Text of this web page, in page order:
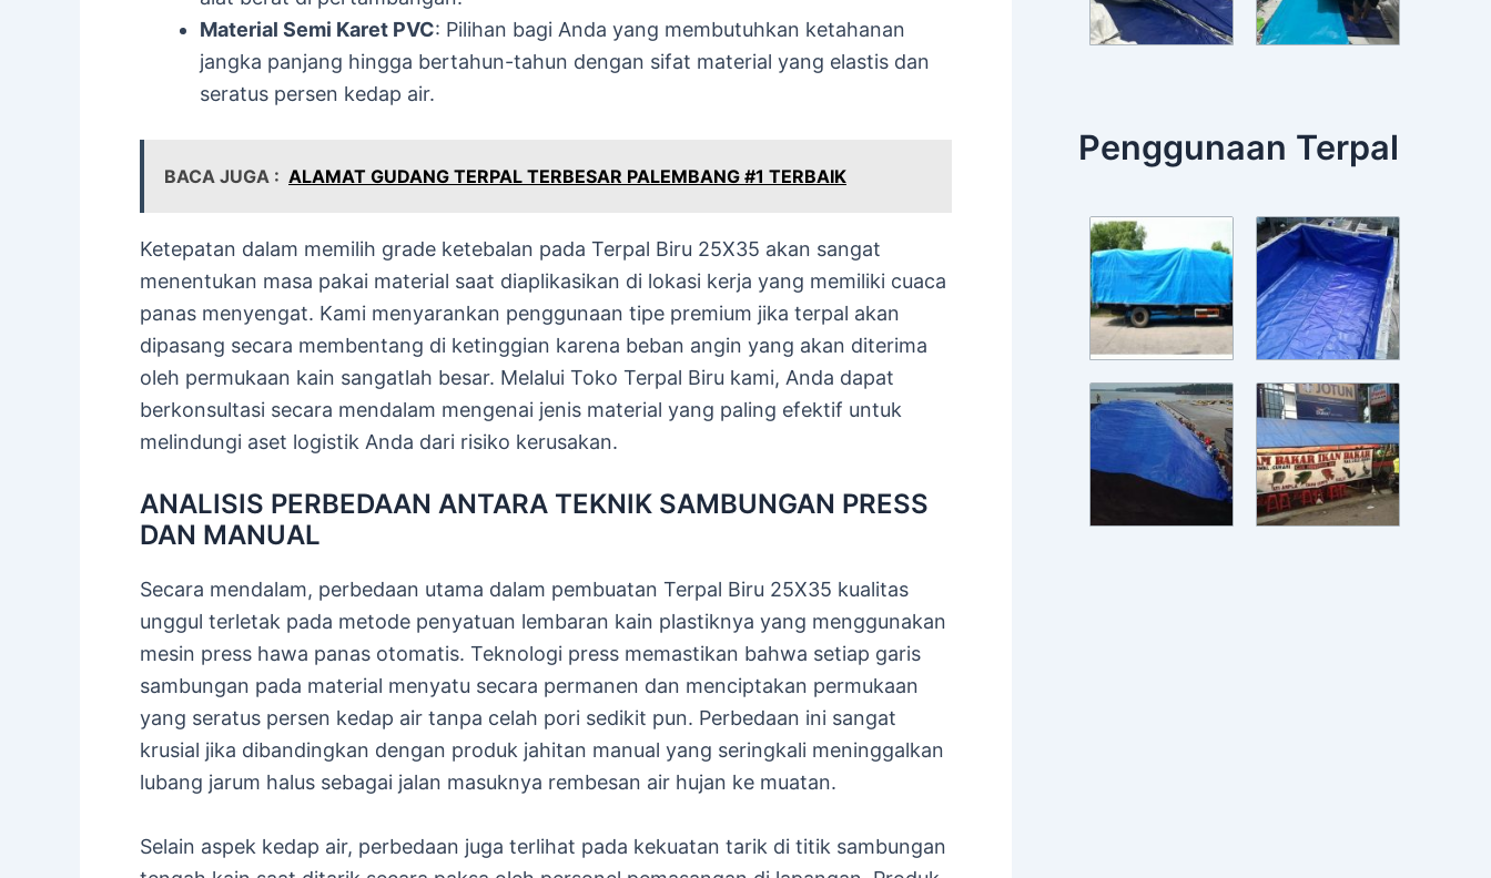
Material Semi Karet PVC: Pilihan bagi Anda yang membutuhkan ketahanan
jangka panjang hingga bertahun-tahun dengan sifat material yang elastis dan
seratus persen kedap air.
BACA JUGA : ALAMAT GUDANG TERPAL TERBESAR PALEMBANG #1 TERBAIK
Ketepatan dalam memilih grade ketebalan pada Terpal Biru 25X35 akan sangat
menentukan masa pakai material saat diaplikasikan di lokasi kerja yang memiliki cuaca
panas menyengat. Kami menyarankan penggunaan tipe premium jika terpal akan
dipasang secara membentang di ketinggian karena beban angin yang akan diterima
oleh permukaan kain sangatlah besar. Melalui Toko Terpal Biru kami, Anda dapat
berkonsultasi secara mendalam mengenai jenis material yang paling efektif untuk
melindungi aset logistik Anda dari risiko kerusakan.
ANALISIS PERBEDAAN ANTARA TEKNIK SAMBUNGAN PRESS
DAN MANUAL
Secara mendalam, perbedaan utama dalam pembuatan Terpal Biru 25X35 kualitas
unggul terletak pada metode penyatuan lembaran kain plastiknya yang menggunakan
mesin press hawa panas otomatis. Teknologi press memastikan bahwa setiap garis
sambungan pada material menyatu secara permanen dan menciptakan permukaan
yang seratus persen kedap air tanpa celah pori sedikit pun. Perbedaan ini sangat
krusial jika dibandingkan dengan produk jahitan manual yang seringkali meninggalkan
lubang jarum halus sebagai jalan masuknya rembesan air hujan ke muatan.
Selain aspek kedap air, perbedaan juga terlihat pada kekuatan tarik di titik sambungan
Penggunaan Terpal